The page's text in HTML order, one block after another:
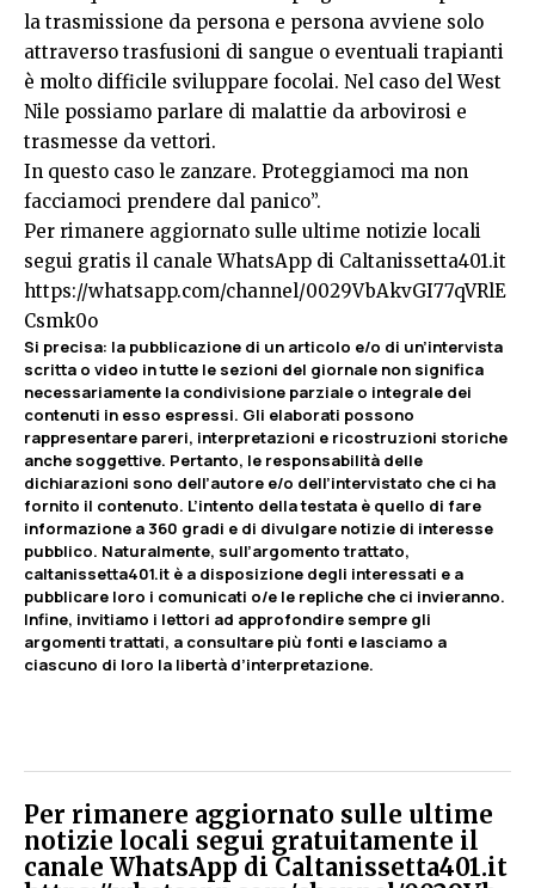
la trasmissione da persona e persona avviene solo
attraverso trasfusioni di sangue o eventuali trapianti
è molto difficile sviluppare focolai. Nel caso del West
Nile possiamo parlare di malattie da arbovirosi e
trasmesse da vettori.
In questo caso le zanzare. Proteggiamoci ma non
facciamoci prendere dal panico”.
Per rimanere aggiornato sulle ultime notizie locali
segui gratis il canale WhatsApp di Caltanissetta401.it
https://whatsapp.com/channel/0029VbAkvGI77qVRlE
Csmk0o
Si precisa: la pubblicazione di un articolo e/o di un’intervista
scritta o video in tutte le sezioni del giornale non significa
necessariamente la condivisione parziale o integrale dei
contenuti in esso espressi. Gli elaborati possono
rappresentare pareri, interpretazioni e ricostruzioni storiche
anche soggettive. Pertanto, le responsabilità delle
dichiarazioni sono dell’autore e/o dell’intervistato che ci ha
fornito il contenuto. L’intento della testata è quello di fare
informazione a 360 gradi e di divulgare notizie di interesse
pubblico. Naturalmente, sull’argomento trattato,
caltanissetta401.it è a disposizione degli interessati e a
pubblicare loro i comunicati o/e le repliche che ci invieranno.
Infine, invitiamo i lettori ad approfondire sempre gli
argomenti trattati, a consultare più fonti e lasciamo a
ciascuno di loro la libertà d’interpretazione.
Per rimanere aggiornato sulle ultime
notizie locali segui gratuitamente il
canale WhatsApp di Caltanissetta401.it